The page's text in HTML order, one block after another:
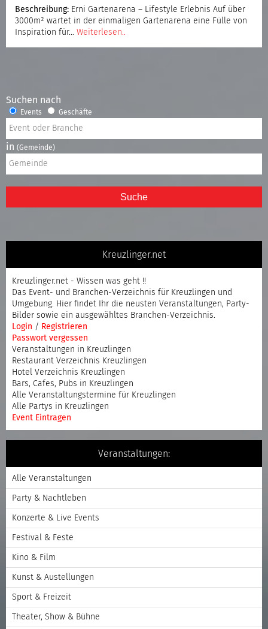
Beschreibung: Erni Gartenarena – Lifestyle Erlebnis Auf über
3000m² wartet in der einmaligen Gartenarena eine Fülle von
Inspiration für… Weiterlesen..
Suchen nach
Events Geschäfte
in (Gemeinde)
Suche
Kreuzlinger.net
Kreuzlinger.net - Wissen was geht !!
Das Event- und Branchen-Verzeichnis für Kreuzlingen und
Umgebung. Hier findet Ihr die neusten Veranstaltungen, Party-
Bilder sowie ein ausgewähltes Branchen-Verzeichnis.
Login / Registrieren
Passwort vergessen
Veranstaltungen in Kreuzlingen
Restaurant Verzeichnis Kreuzlingen
Hotel Verzeichnis Kreuzlingen
Bars, Cafes, Pubs in Kreuzlingen
Alle Veranstaltungstermine für Kreuzlingen
Alle Partys in Kreuzlingen
Event Eintragen
Veranstaltungen:
Alle Veranstaltungen
Party & Nachtleben
Konzerte & Live Events
Festival & Feste
Kino & Film
Kunst & Austellungen
Sport & Freizeit
Theater, Show & Bühne